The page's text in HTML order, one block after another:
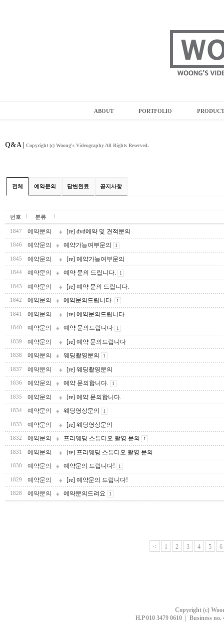
ABOUT PORTFOLIO PRODUCT
Q&A | Copyright (c) Woong's Videography All Rights Reserved.
전체 예약문의 답변완료 공지사항
번호 분류
1847 예약문의 [re] dvd예약 및 견적문의
1846 예약문의 예약가능여부문의 1
1845 예약문의 [re] 예약가능여부문의
1844 예약문의 예약 문의 드립니다. 1
1843 예약문의 [re] 예약 문의 드립니다.
1842 예약문의 예약문의드립니다. 1
1841 예약문의 [re] 예약문의드립니다.
1840 예약문의 예약 문의드립니다 1
1839 예약문의 [re] 예약 문의드립니다
1838 예약문의 웨딩촬영문의 1
1837 예약문의 [re] 웨딩촬영문의
1836 예약문의 예약 문의합니다. 1
1835 예약문의 [re] 예약 문의합니다.
1834 예약문의 웨딩영상문의 1
1833 예약문의 [re] 웨딩영상문의
1832 예약문의 프리웨딩 스튜디오 촬영 문의 1
1831 예약문의 [re] 프리웨딩 스튜디오 촬영 문의
1830 예약문의 예약문의 드립니다! 1
1829 예약문의 [re] 예약문의 드립니다!
1828 예약문의 예약문의드려요 1
< 1 2 3 4 5 6
Copyright (c)
H.P 010 3479 0610 | Business